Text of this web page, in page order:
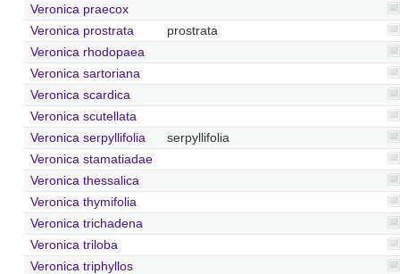
Veronica praecox
Veronica prostrata
prostrata
Veronica rhodopaea
Veronica sartoriana
Veronica scardica
Veronica scutellata
Veronica serpyllifolia
serpyllifolia
Veronica stamatiadae
Veronica thessalica
Veronica thymifolia
Veronica trichadena
Veronica triloba
Veronica triphyllos